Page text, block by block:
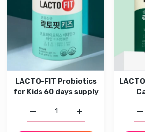
LACTO-FIT Probiotics
for Kids 60 days supply
Augmenter la
Augmenter la quantité de